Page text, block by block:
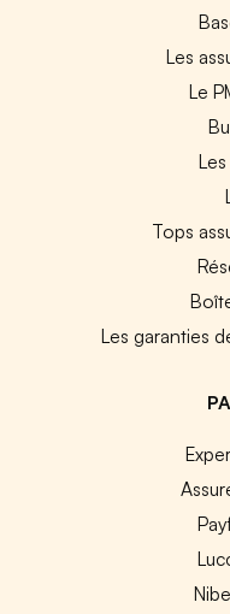
Les
Le
Tops
Les garanties